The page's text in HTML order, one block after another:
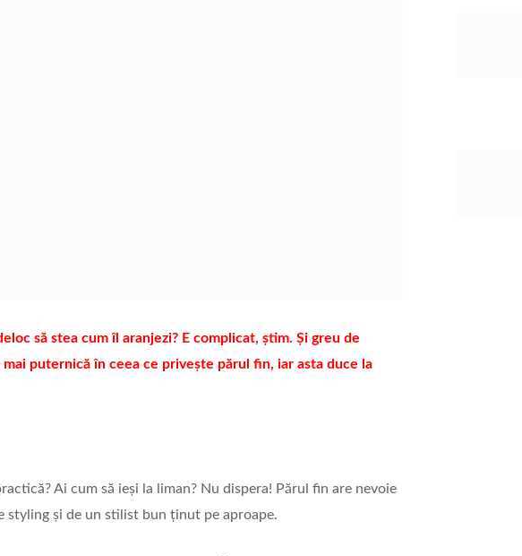
să stea cum îl aranjezi? E complicat, știm. Și greu de
puternică în ceea ce privește părul fin, iar asta duce la
Ai cum să ieși la liman? Nu dispera! Părul fin are nevoie
styling și de un stilist bun ținut pe aproape.